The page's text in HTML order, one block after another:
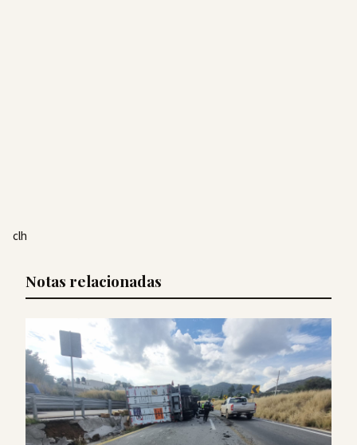
clh
Notas relacionadas